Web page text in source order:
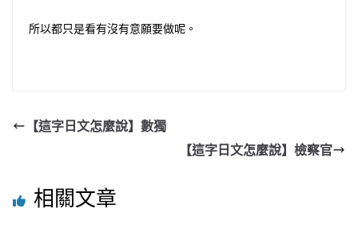
所以都只是看有沒有意願要做呢。
【這字日文怎麼說】數獨
【這字日文怎麼說】檢察官
相關文章